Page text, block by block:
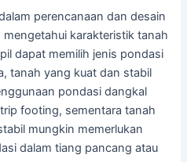
perencanaan dan desain
karakteristik tanah
dapat memilih jenis pondasi
tanah yang kuat dan stabil
pondasi dangkal
footing, sementara tanah
mungkin memerlukan
dalam tiang pancang atau